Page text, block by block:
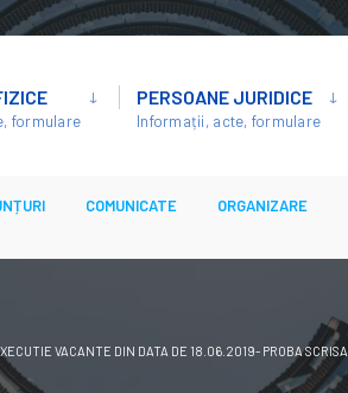
formulare
PERSOANE JURIDICE
Informații, acte, formulare
COMUNICATE ORGANIZARE
VACANTE DIN DATA DE 18.06.2019- PROBA SCRISA